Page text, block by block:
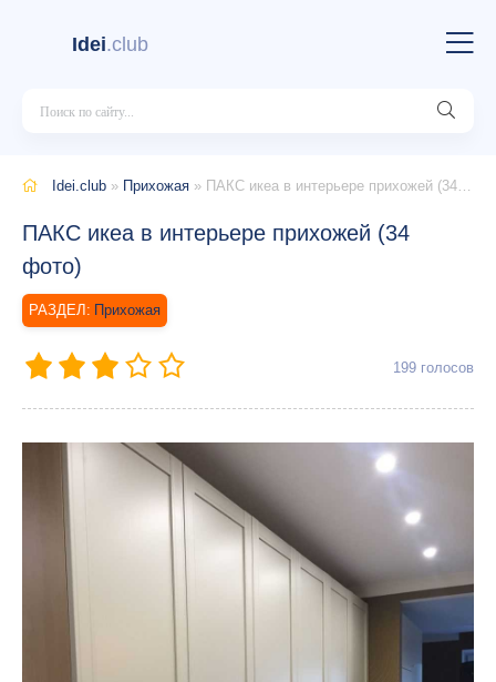
Idei.club
Idei.club » Прихожая » ПАКС икеа в интерьере прихожей (34 фото)
ПАКС икеа в интерьере прихожей (34
фото)
Прихожая
199 голосов